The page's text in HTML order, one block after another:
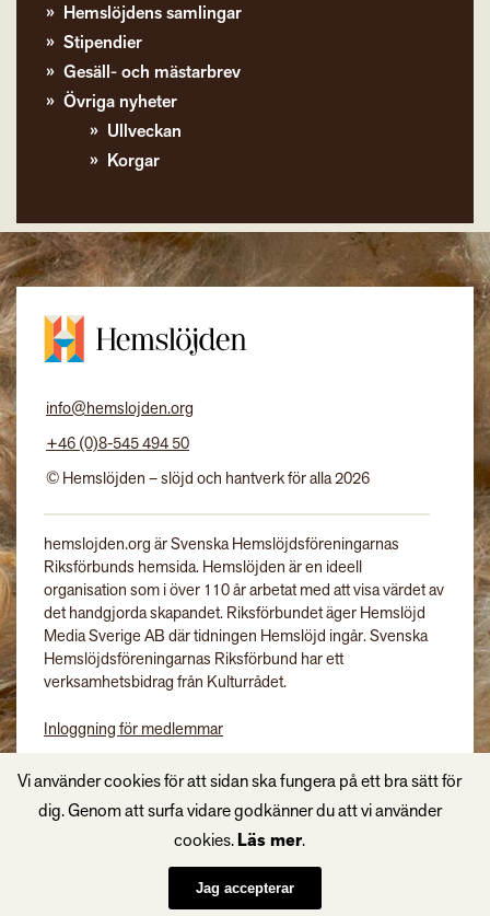
Hemslöjdens samlingar
Stipendier
Gesäll- och mästarbrev
Övriga nyheter
Ullveckan
Korgar
info@hemslojden.org
+46 (0)8-545 494 50
© Hemslöjden – slöjd och hantverk för alla 2026
hemslojden.org är Svenska Hemslöjdsföreningarnas
Riksförbunds hemsida. Hemslöjden är en ideell
organisation som i över 110 år arbetat med att visa värdet av
det handgjorda skapandet. Riksförbundet äger Hemslöjd
Media Sverige AB där tidningen Hemslöjd ingår. Svenska
Hemslöjdsföreningarnas Riksförbund har ett
verksamhetsbidrag från Kulturrådet.
Inloggning för medlemmar
Vi använder cookies för att sidan ska fungera på ett bra sätt för
dig. Genom att surfa vidare godkänner du att vi använder
cookies.Läs mer.
Jag accepterar